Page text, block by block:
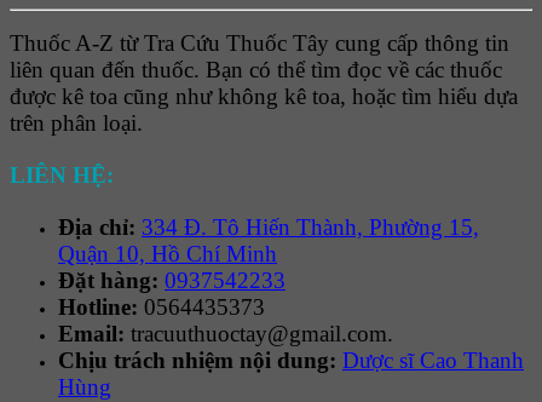
Thuốc A-Z từ Tra Cứu Thuốc Tây cung cấp thông tin
liên quan đến thuốc. Bạn có thể tìm đọc về các thuốc
được kê toa cũng như không kê toa, hoặc tìm hiểu dựa
trên phân loại.
LIÊN HỆ:
Địa chỉ: 334 Đ. Tô Hiến Thành, Phường 15,
Quận 10, Hồ Chí Minh
Đặt hàng: 0937542233
Hotline: 0564435373
Email: tracuuthuoctay@gmail.com.
Chịu trách nhiệm nội dung: Dược sĩ Cao Thanh
Hùng